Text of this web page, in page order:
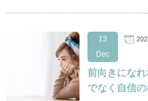
13
Dec
前向きにな
でなく自信